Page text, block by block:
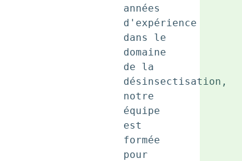
années
d'expérience
dans le
domaine
de la
désinsectisation,
notre
équipe
est
formée
pour